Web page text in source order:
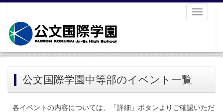
Toggle
公文国際学園中等部のイベント一覧
各イベントの内容については、「詳細」ボタンよりご確認いただ